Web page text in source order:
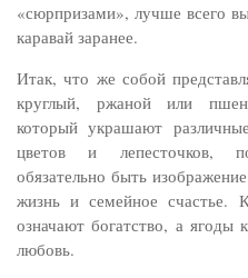
«сюрпризами», лучше всего
каравай заранее.
Итак, что же собой
круглый, ржаной или
который украшают
цветов и лепесточков,
обязательно быть
жизнь и семейное счастье.
означают богатство, а
любовь.